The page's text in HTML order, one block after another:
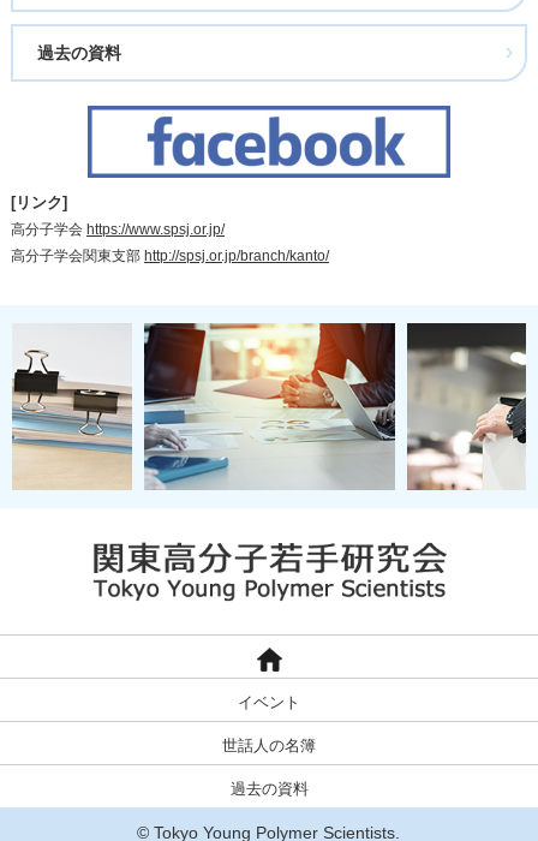
過去の資料
[リンク]
高分子学会 https://www.spsj.or.jp/
高分子学会関東支部 http://spsj.or.jp/branch/kanto/
イベント
世話人の名簿
過去の資料
© Tokyo Young Polymer Scientists.